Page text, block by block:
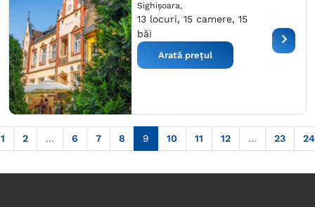
Sighişoara,
13 locuri, 15 camere, 15
băi
Arată prețul
1 2 ... 6 7 8 9 10 11 12 ... 23 24